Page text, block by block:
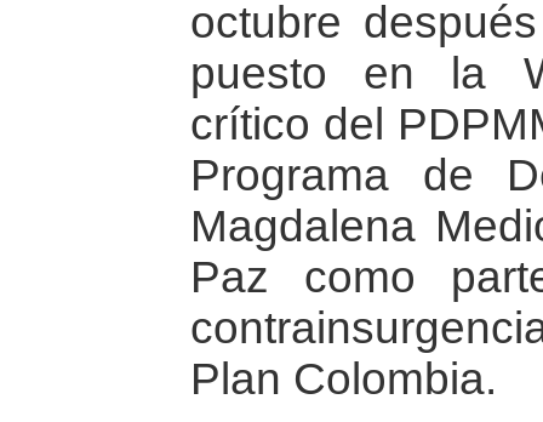
octubre
puesto en la
crítico del
Programa de
Magdalena
Paz como
Plan Colombia.